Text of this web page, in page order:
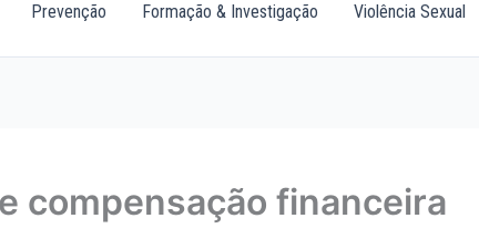
Prevenção Formação & Investigação Violência Sexual
compensação financeira